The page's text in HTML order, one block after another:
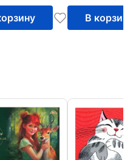
листов, А4,
склейка)
В корзину